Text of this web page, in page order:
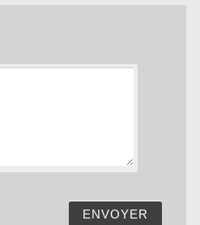
ENVOYER